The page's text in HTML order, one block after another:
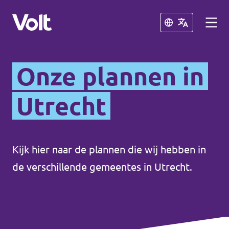
Sluiten
De communities in de Provincie
Utrecht
Volt Utrecht (Afdeling)
Volt Utrecht (Provincie)
Volt Amersfoort
Sluiten
Over Volt
Onze plannen in
Utrecht
Kijk hier naar de plannen die wij hebben in
de verschillende gemeentes in Utrecht.